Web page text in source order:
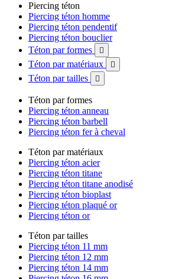
Piercing téton
Piercing téton homme
Piercing téton pendentif
Piercing téton bouclier
Téton par formes

Téton par matériaux 
Téton par tailles 
Téton par formes
Piercing téton anneau
Piercing téton barbell
Piercing téton fer à cheval
Téton par matériaux
Piercing téton acier
Piercing téton titane
Piercing téton titane anodisé
Piercing téton bioplast
Piercing téton plaqué or
Piercing téton or
Téton par tailles
Piercing téton 11 mm
Piercing téton 12 mm
Piercing téton 14 mm